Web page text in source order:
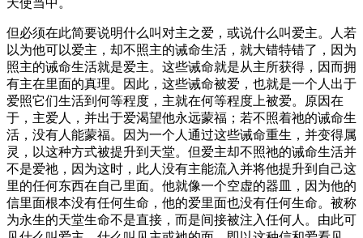
但必须在此简要说明什么叫对主之爱，或说什么叫爱主。人若
以为他可以爱主，却不照主的诫命生活，就大错特错了，因为
照主的诫命生活就是爱主。这些诫命就是从主所获得，因而拥
有主在里面的真理。因此，这些诫命被爱，也就是一个人出于
爱照它们生活到何等程度，主就在何等程度上被爱。原因在
于，主爱人，并出于爱渴望他永远蒙福；若不照着祂的诫命生
活，没有人能蒙福。因为一个人通过这些诫命重生，并变得属
灵，以这种方式被提升到天堂。但爱主却不照祂的诫命生活并
不是爱祂，因为这时，此人没有主能流入并将他提升到自己这
里的任何东西在自己里面。他就像一个空虚的器皿，因为他的
信里面根本没有任何生命，他的爱里面也没有任何生命。被称
为永生的天堂生命不是直接，而是间接被注入任何人。由此可